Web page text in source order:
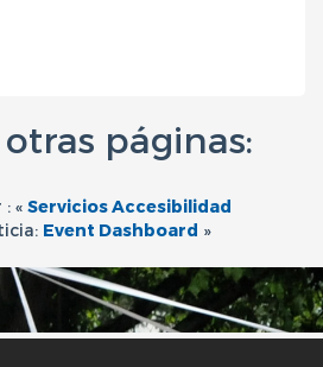
páginas:
« Servicios Accesibilidad
Event Dashboard »